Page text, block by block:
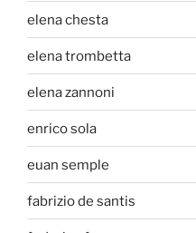
elena chesta
elena trombetta
elena zannoni
enrico sola
euan semple
fabrizio de santis